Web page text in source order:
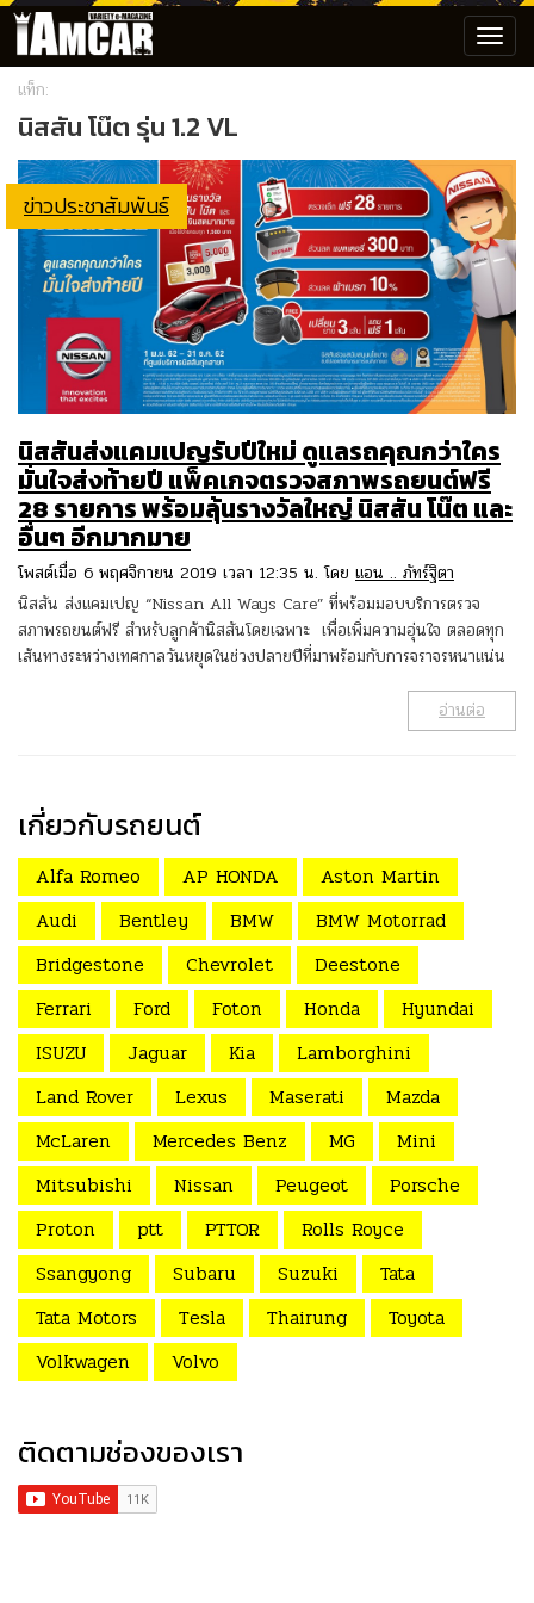
แท็ก:
นิสสัน โน๊ต รุ่น 1.2 VL
ข่าวประชาสัมพันธ์
นิสสันส่งแคมเปญรับปีใหม่ ดูแลรถคุณกว่าใคร
มั่นใจส่งท้ายปี แพ็คเกจตรวจสภาพรถยนต์ฟรี
28 รายการ พร้อมลุ้นรางวัลใหญ่ นิสสัน โน๊ต และ
อื่นๆ อีกมากมาย
โพสต์เมื่อ 6 พฤศจิกายน 2019 เวลา 12:35 น. โดย แอน .. ภัทร์ฐิตา
นิสสัน ส่งแคมเปญ “Nissan All Ways Care” ที่พร้อมมอบบริการตรวจ
สภาพรถยนต์ฟรี สำหรับลูกค้านิสสันโดยเฉพาะ เพื่อเพิ่มความอุ่นใจ ตลอดทุก
เส้นทางระหว่างเทศกาลวันหยุดในช่วงปลายปีที่มาพร้อมกับการจราจรหนาแน่น
อ่านต่อ
เกี่ยวกับรถยนต์
Alfa Romeo AP HONDA
Aston Martin
Audi
Bentley BMW
BMW Motorrad
Bridgestone
Chevrolet
Deestone
Ferrari
Ford Foton Honda
Hyundai
ISUZU
Jaguar Kia
Lamborghini
Land Rover
Lexus Maserati
Mazda
McLaren
Mercedes Benz MG
Mini
Mitsubishi
Nissan Peugeot
Porsche
Proton
ptt PTTOR
Rolls Royce
Ssangyong
Subaru Suzuki
Tata
Tata Motors
Tesla Thairung
Toyota
Volkwagen
Volvo
ติดตามช่องของเรา